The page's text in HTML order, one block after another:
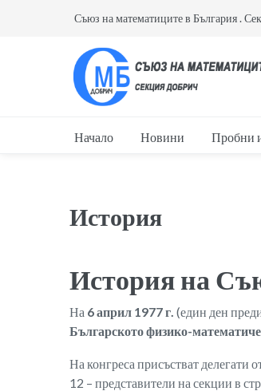
Съюз на математиците в България .
Начало Новини Пробни
История
История на
На 6 април 1977 г. (един ден
Българското физико-
На конгреса присъстват делегати
12 – представители на секции в